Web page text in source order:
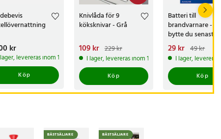
:1 500 kr
kr
levereras inom 1-2 vardagar
Köp
Knivlåda för 9
köksknivar - Grå
Nuvarande pris
109 krTidigare pris:
229 kr
109 kr 229 kr
I lager, levereras inom 1-2 vardagar
Köp
Batteri till
brandvarnare -
bytte du senast?
Nuvarande pris
29 krTidigare pris
29 kr 49 kr
I lager,
Köp
BÄSTSÄLJARE BÄSTSÄLJARE